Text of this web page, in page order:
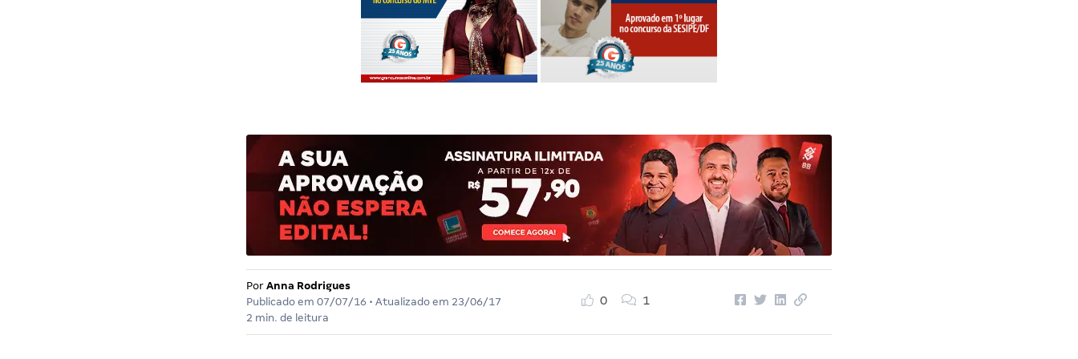
Por Anna Rodrigues
Publicado em 07/07/16 • Atualizado em 23/06/17
2 min. de leitura
0 1